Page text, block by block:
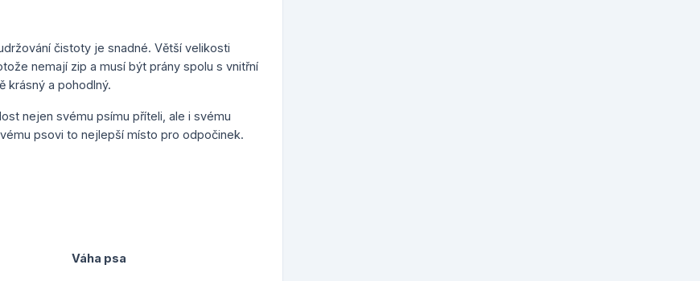
čistoty je snadné. Větší velikosti
nemají zip a musí být prány spolu s vnitřní
krásný a pohodlný.
nejen svému psímu příteli, ale i svému
psovi to nejlepší místo pro odpočinek.
Váha psa